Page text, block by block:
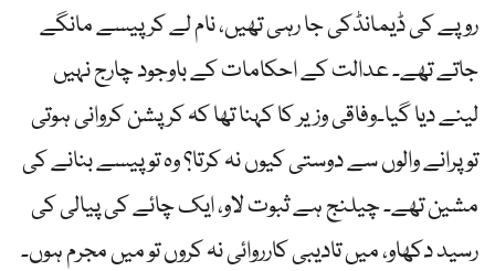
روپے کی ڈیمانڈکی جا رہی تھیں، نام لے کر پیسے مانگے
جاتے تھے۔ عدالت کے احکامات کے باوجود چارج نہیں
لینے دیا گیا۔وفاقی وزیر کا کہنا تھا کہ کرپشن کروانی ہوتی
تو پرانے والوں سے دوستی کیوں نہ کرتا؟ وہ تو پیسے بنانے کی
مشین تھے۔ چیلنج ہے ثبوت لاو، ایک چائے کی پیالی کی
رسید دکھاو، میں تادیبی کارروائی نہ کروں تو میں مجرم ہوں۔